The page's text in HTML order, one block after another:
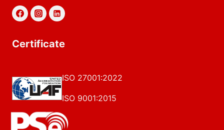
Certificate
ISO 27001:2022
ISO 9001:2015